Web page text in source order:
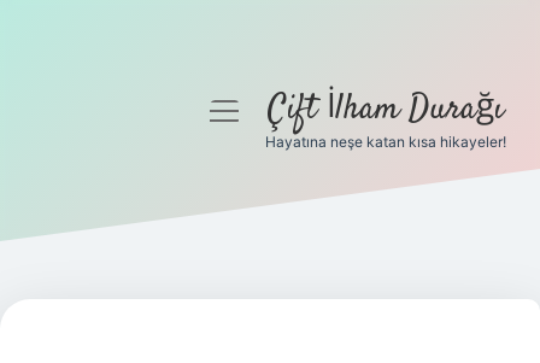
Gizlilik Politikası
Yasal Uyarı
menüyüÇift İlham Durağı
Hayatına neşe katan kısa hikayeler!